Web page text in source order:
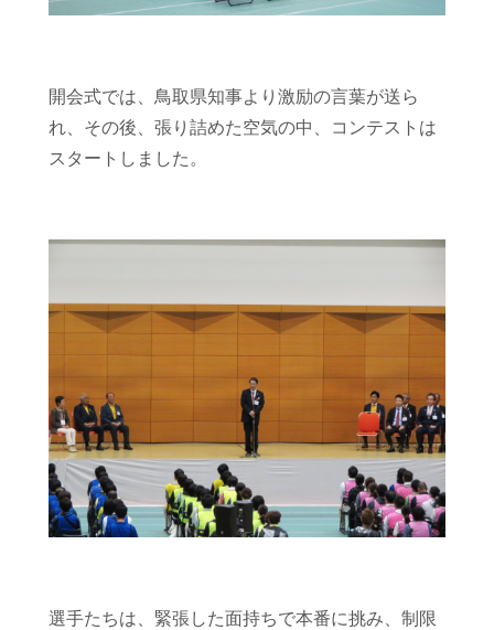
開会式では、鳥取県知事より激励の言葉が送ら
れ、その後、張り詰めた空気の中、コンテストは
スタートしました。
選手たちは、緊張した面持ちで本番に挑み、制限